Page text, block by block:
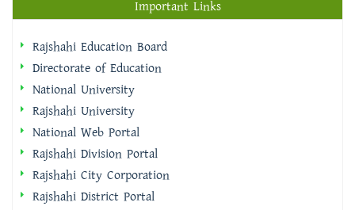
Directorate of Education
Rajshahi University
National Web Portal
Rajshahi Division Portal
Rajshahi City Corporation
Rajshahi District Portal
Quick Links